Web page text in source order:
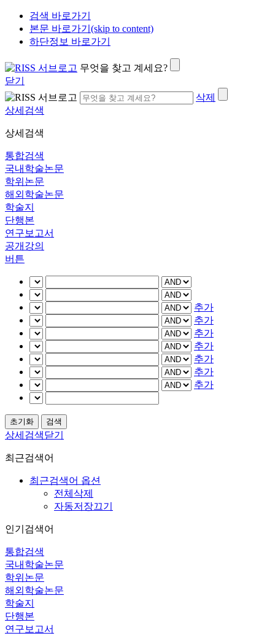
검색 바로가기
본문 바로가기(skip to content)
하단정보 바로가기
무엇을 찾고 계세요?
닫기
삭제
상세검색
상세검색
통합검색
국내학술논문
학위논문
해외학술논문
학술지
단행본
연구보고서
공개강의
버튼
추가
추가
추가
추가
추가
추가
추가
상세검색닫기
최근검색어
최근검색어 옵션
전체삭제
자동저장끄기
인기검색어
통합검색
국내학술논문
학위논문
해외학술논문
학술지
단행본
연구보고서